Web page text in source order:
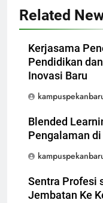
Related
Kerjasama
Pendidikan
Inovasi Baru
Blended
Pengalaman
Sentra Profesi
Jembatan Ke